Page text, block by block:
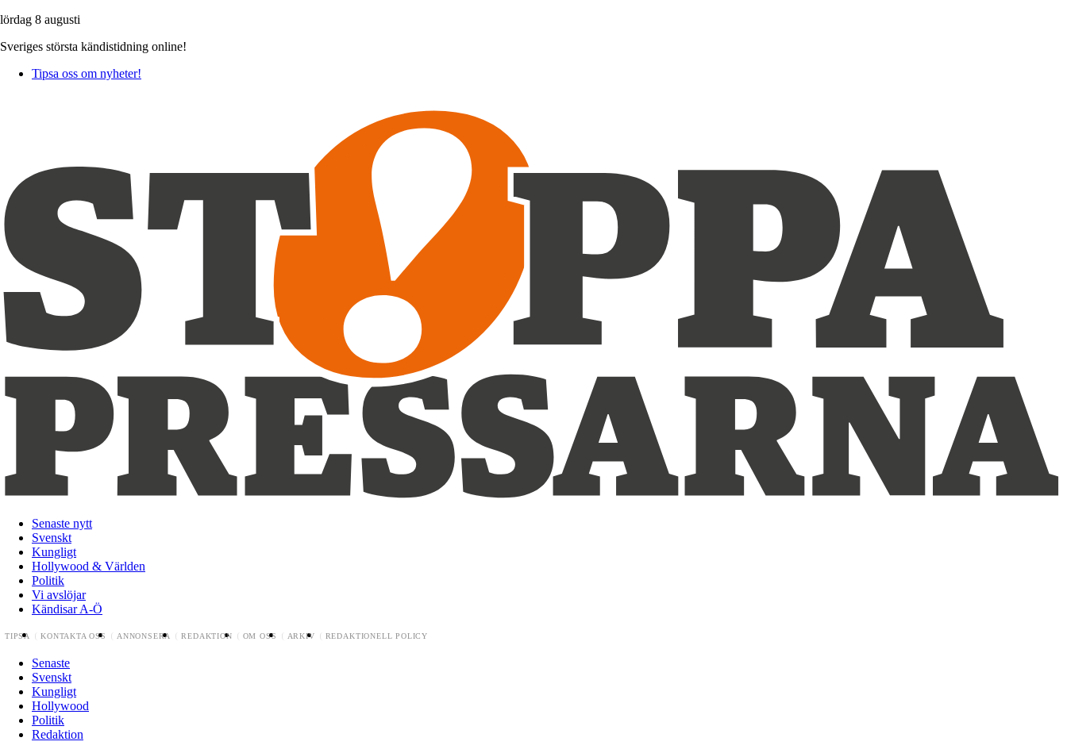
lördag 8 augusti
Sveriges största kändistidning online!
Tipsa oss om nyheter!
Senaste nytt
Svenskt
Kungligt
Hollywood & Världen
Politik
Vi avslöjar
Kändisar A-Ö
TIPSA KONTAKTA OSS ANNONSERA REDAKTION OM OSS ARKIV REDAKTIONELL POLICY
Senaste
Svenskt
Kungligt
Hollywood
Politik
Redaktion